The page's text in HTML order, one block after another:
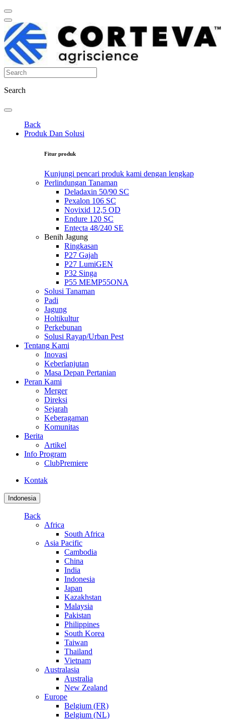
Search
Back
Produk Dan Solusi
Fitur produk
Kunjungi pencari produk kami dengan lengkap
Perlindungan Tanaman
Deladaxin 50/90 SC
Pexalon 106 SC
Novixid 12,5 OD
Endure 120 SC
Entecta 48/240 SE
Benih Jagung
Ringkasan
P27 Gajah
P27 LumiGEN
P32 Singa
P55 MEMP55ONA
Solusi Tanaman
Padi
Jagung
Holtikultur
Perkebunan
Solusi Rayap/Urban Pest
Tentang Kami
Inovasi
Keberlanjutan
Masa Depan Pertanian
Peran Kami
Merger
Direksi
Sejarah
Keberagaman
Komunitas
Berita
Artikel
Info Program
ClubPremiere
Kontak
Indonesia
Back
Africa
South Africa
Asia Pacific
Cambodia
China
India
Indonesia
Japan
Kazakhstan
Malaysia
Pakistan
Philippines
South Korea
Taiwan
Thailand
Vietnam
Australasia
Australia
New Zealand
Europe
Belgium (FR)
Belgium (NL)